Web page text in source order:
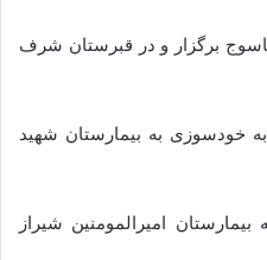
برگزار و در قبرستان شرف
اقدام به خودسوزی به بیمارستان شهید
امیرالمومنین شیراز